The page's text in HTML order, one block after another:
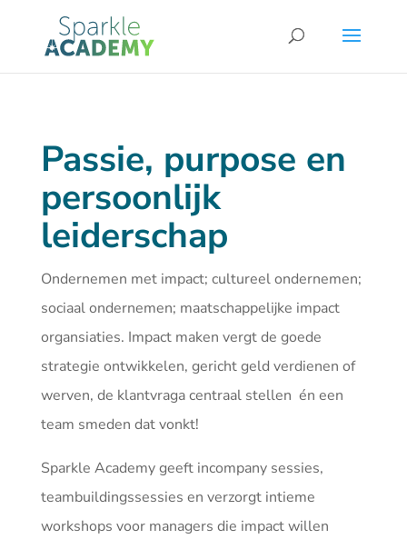
Passie, purpose en
persoonlijk
leiderschap
Ondernemen met impact; cultureel ondernemen;
sociaal ondernemen; maatschappelijke impact
organsiaties. Impact maken vergt de goede
strategie ontwikkelen, gericht geld verdienen of
werven, de klantvraga centraal stellen én een
team smeden dat vonkt!
Sparkle Academy geeft incompany sessies,
teambuildingssessies en verzorgt intieme
workshops voor managers die impact willen